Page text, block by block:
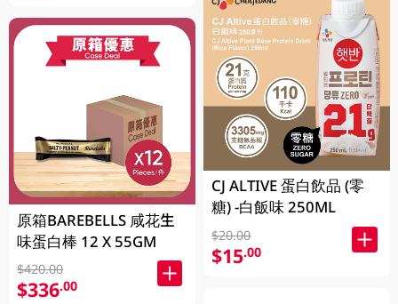
原箱BAREBELLS 咸花生
味蛋白棒 12 X 55GM
$420.00
$336.00
CJ ALTIVE 蛋白飲品 (零
糖) -白飯味 250ML
$20.00
$15.00